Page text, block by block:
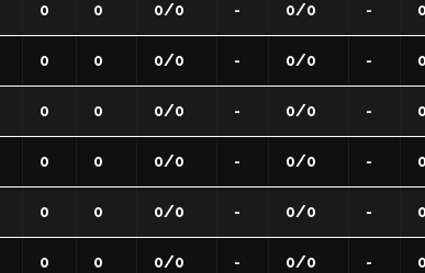
0 0 0/0 - 0/0 -
0 0 0/0 - 0/0 -
0 0 0/0 - 0/0 -
0 0 0/0 - 0/0 -
0 0 0/0 - 0/0 -
0 0 0/0 - 0/0 -